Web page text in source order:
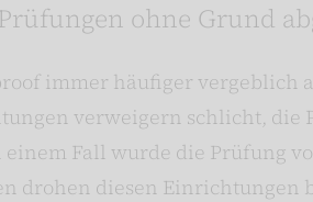
ohne Grund
immer häufiger vergeblich
verweigern schlicht,
Fall wurde die Prüfung
drohen diesen Einrichtungen